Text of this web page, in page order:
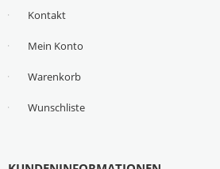
Kontakt
Mein Konto
Warenkorb
Wunschliste